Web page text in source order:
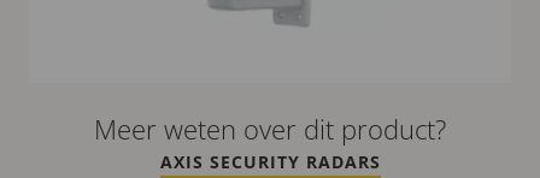
Meer weten over dit product?
AXIS SECURITY RADARS